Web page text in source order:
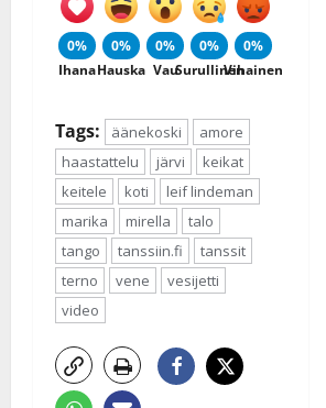
0%
Ihana
0%
Hauska
0%
Vau
0%
Surullinen
0%
Vihainen
Tags: äänekoski
amore
haastattelu
järvi
keikat
keitele
koti
leif lindeman
marika
mirella
talo
tango
tanssiin.fi
tanssit
terno
vene
vesijetti
video